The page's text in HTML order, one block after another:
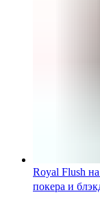
Royal Flush
покера и